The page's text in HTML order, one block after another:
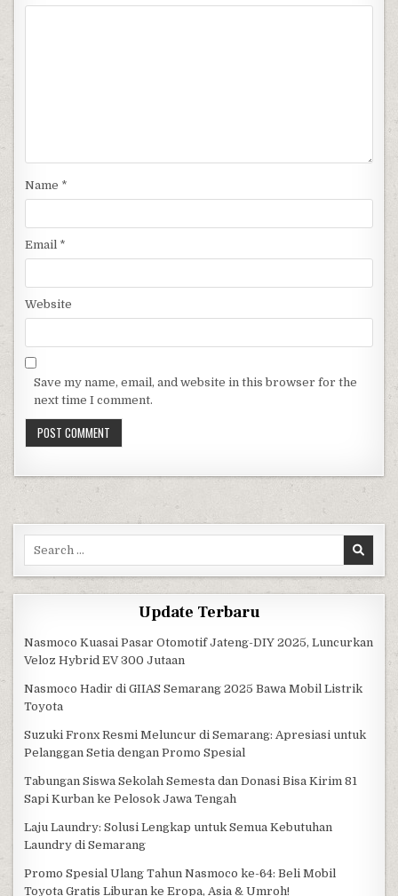
Name *
Email *
Website
Save my name, email, and website in this browser for the
next time I comment.
Update Terbaru
Nasmoco Kuasai Pasar Otomotif Jateng-DIY 2025, Luncurkan
Veloz Hybrid EV 300 Jutaan
Nasmoco Hadir di GIIAS Semarang 2025 Bawa Mobil Listrik
Toyota
Suzuki Fronx Resmi Meluncur di Semarang: Apresiasi untuk
Pelanggan Setia dengan Promo Spesial
Tabungan Siswa Sekolah Semesta dan Donasi Bisa Kirim 81
Sapi Kurban ke Pelosok Jawa Tengah
Laju Laundry: Solusi Lengkap untuk Semua Kebutuhan
Laundry di Semarang
Promo Spesial Ulang Tahun Nasmoco ke-64: Beli Mobil
Toyota Gratis Liburan ke Eropa, Asia & Umroh!